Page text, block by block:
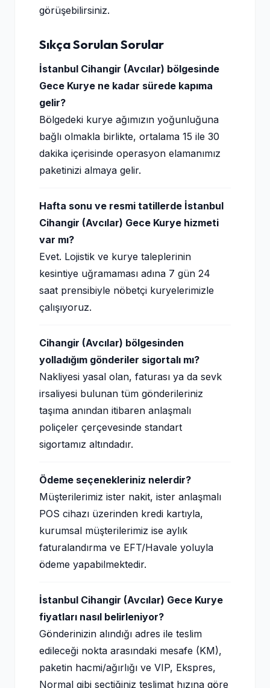
görüşebilirsiniz.
Sıkça Sorulan Sorular
İstanbul Cihangir (Avcılar) bölgesinde
Gece Kurye ne kadar sürede kapıma
gelir?
Bölgedeki kurye ağımızın yoğunluğuna
bağlı olmakla birlikte, ortalama 15 ile 30
dakika içerisinde operasyon elamanımız
paketinizi almaya gelir.
Hafta sonu ve resmi tatillerde İstanbul
Cihangir (Avcılar) Gece Kurye hizmeti
var mı?
Evet. Lojistik ve kurye taleplerinin
kesintiye uğramaması adına 7 gün 24
saat prensibiyle nöbetçi kuryelerimizle
çalışıyoruz.
Cihangir (Avcılar) bölgesinden
yolladığım gönderiler sigortalı mı?
Nakliyesi yasal olan, faturası ya da sevk
irsaliyesi bulunan tüm gönderileriniz
taşıma anından itibaren anlaşmalı
poliçeler çerçevesinde standart
sigortamız altındadır.
Ödeme seçenekleriniz nelerdir?
Müşterilerimiz ister nakit, ister anlaşmalı
POS cihazı üzerinden kredi kartıyla,
kurumsal müşterilerimiz ise aylık
faturalandırma ve EFT/Havale yoluyla
ödeme yapabilmektedir.
İstanbul Cihangir (Avcılar) Gece Kurye
fiyatları nasıl belirleniyor?
Gönderinizin alındığı adres ile teslim
edileceği nokta arasındaki mesafe (KM),
paketin hacmi/ağırlığı ve VIP, Ekspres,
Normal gibi seçtiğiniz teslimat hızına göre